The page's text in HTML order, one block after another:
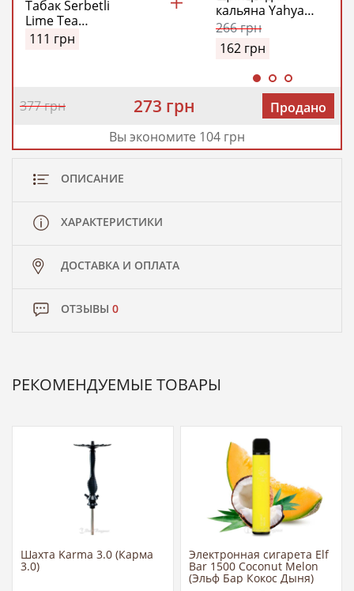
Табак Serbetli
Lime Tea
(Щербетли Лайм
111 грн
кальяна Yahya
(металлик)
266грн
162 грн
377 грн 273 грн
Продано
Вы экономите 104 грн
ОПИСАНИЕ
ХАРАКТЕРИСТИКИ
ДОСТАВКА И ОПЛАТА
ОТЗЫВЫ 0
РЕКОМЕНДУЕМЫЕ ТОВАРЫ
Шахта Karma 3.0 (Карма
3.0)
Электронная сигарета Elf
Bar 1500 Coconut Melon
(Эльф Бар Кокос Дыня)